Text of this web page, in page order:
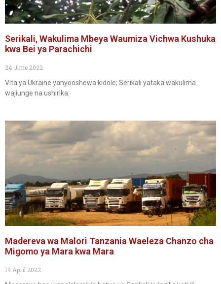
Serikali, Wakulima Mbeya Waumiza Vichwa Kushuka
kwa Bei ya Parachichi
24 June 2022
Vita ya Ukraine yanyooshewa kidole; Serikali yataka wakulima
wajiunge na ushirika.
Madereva wa Malori Tanzania Waeleza Chanzo cha
Migomo ya Mara kwa Mara
19 April 2022